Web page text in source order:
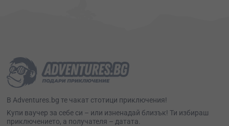
В Adventures.bg те чакат стотици приключения!
Kупи ваучер за себе си – или изненадай близък! Ти избираш
приключението, а получателя – датата.